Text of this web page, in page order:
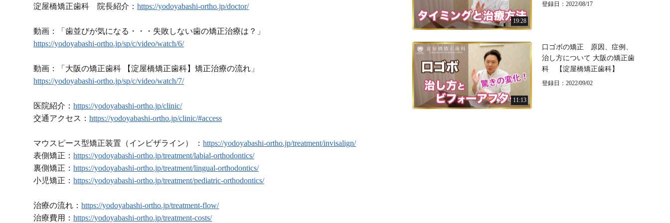
淀屋橋矯正歯科 院長紹介：https://yodoyabashi-ortho.jp/doctor/
動画：「歯並びが気になる・・・失敗しない歯の矯正治療は？」
https://yodoyabashi-ortho.jp/sp/c/video/watch/6/
動画：「大阪の矯正歯科 【淀屋橋矯正歯科】矯正治療の流れ」
https://yodoyabashi-ortho.jp/sp/c/video/watch/7/
医院紹介：https://yodoyabashi-ortho.jp/clinic/
交通アクセス：https://yodoyabashi-ortho.jp/clinic/#access
マウスピース型矯正装置（インビザライン） ：https://yodoyabashi-ortho.jp/treatment/invisalign/
表側矯正：https://yodoyabashi-ortho.jp/treatment/labial-orthodontics/
裏側矯正：https://yodoyabashi-ortho.jp/treatment/lingual-orthodontics/
小児矯正：https://yodoyabashi-ortho.jp/treatment/pediatric-orthodontics/
治療の流れ：https://yodoyabashi-ortho.jp/treatment-flow/
治療費用：https://yodoyabashi-ortho.jp/treatment-costs/
19:28
登録日：2022/08/17
11:13
口ゴボの矯正 原因、症例、
治し方について 大阪の矯正歯
科 【淀屋橋矯正歯科】
登録日：2022/09/02